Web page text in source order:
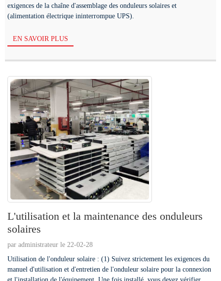
exigences de la chaîne d'assemblage des onduleurs solaires et
(alimentation électrique ininterrompue UPS).
EN SAVOIR PLUS
L'utilisation et la maintenance des onduleurs
solaires
par administrateur le 22-02-28
Utilisation de l'onduleur solaire : (1) Suivez strictement les exigences du
manuel d'utilisation et d'entretien de l'onduleur solaire pour la connexion